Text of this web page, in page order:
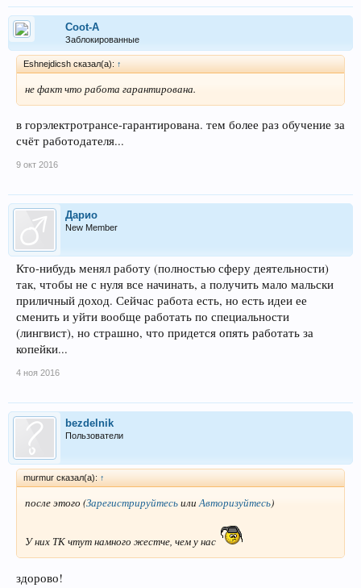
Coot-A
Заблокированные
Eshnejdicsh сказал(а): ↑
не факт что работа гарантирована.
в горэлектротрансе-гарантирована. тем более раз обучение за
счёт работодателя...
9 окт 2016
Дарио
New Member
Кто-нибудь менял работу (полностью сферу деятельности)
так, чтобы не с нуля все начинать, а получить мало мальски
приличный доход. Сейчас работа есть, но есть идеи ее
сменить и уйти вообще работать по специальности
(лингвист), но страшно, что придется опять работать за
копейки...
4 ноя 2016
bezdelnik
Пользователи
murmur сказал(а): ↑
после этого(ЗарегистрируйтесьилиАвторизуйтесь)
У них ТК чтут намного жестче, чем у нас
здорово!